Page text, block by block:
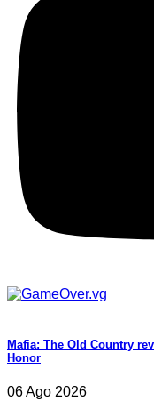
Mafia: The Old Country
Honor
06 Ago 2026